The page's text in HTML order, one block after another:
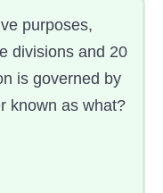
purposes,
divisions and 20
is governed by
known as what?